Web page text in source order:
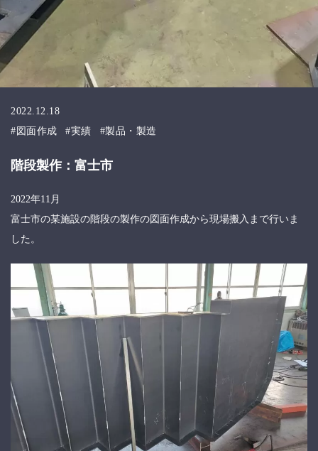
2022.12.18
図面作成
実績 製品・製造
階段製作：富士市
2022年11月
富士市の某施設の階段の製作の図面作成から現場搬入まで行いま
した。